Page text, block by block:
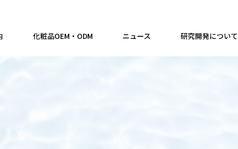
化粧品OEM・ODM ニュース 研究開発について